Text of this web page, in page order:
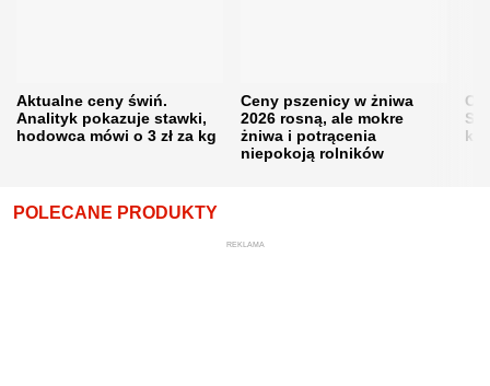
Aktualne ceny świń.
Analityk pokazuje stawki,
hodowca mówi o 3 zł za kg
Ceny pszenicy w żniwa
2026 rosną, ale mokre
żniwa i potrącenia
niepokoją rolników
POLECANE PRODUKTY
REKLAMA